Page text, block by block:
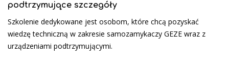
podtrzymujące szczegóły
Szkolenie dedykowane jest osobom, które chcą pozyskać
wiedzę techniczną w zakresie samozamykaczy GEZE wraz z
urządzeniami podtrzymującymi.